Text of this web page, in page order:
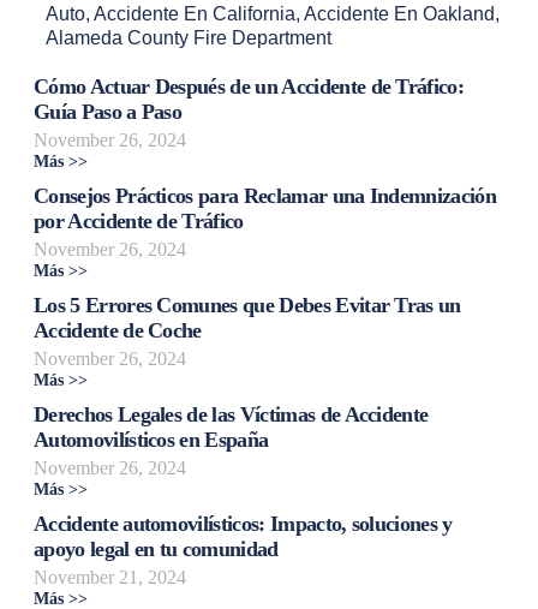
Auto, Accidente En California, Accidente En Oakland,
Alameda County Fire Department
Cómo Actuar Después de un Accidente de Tráfico:
Guía Paso a Paso
November 26, 2024
Más >>
Consejos Prácticos para Reclamar una Indemnización
por Accidente de Tráfico
November 26, 2024
Más >>
Los 5 Errores Comunes que Debes Evitar Tras un
Accidente de Coche
November 26, 2024
Más >>
Derechos Legales de las Víctimas de Accidente
Automovilísticos en España
November 26, 2024
Más >>
Accidente automovilísticos: Impacto, soluciones y
apoyo legal en tu comunidad
November 21, 2024
Más >>